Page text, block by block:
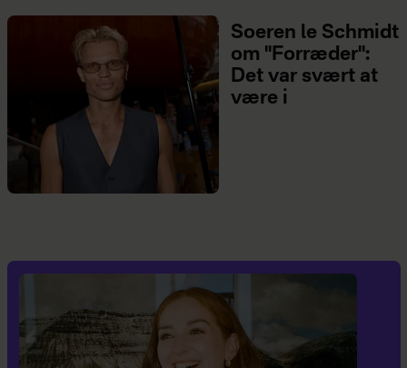
Soeren le Schmidt
om "Forræder":
Det var svært at
være i